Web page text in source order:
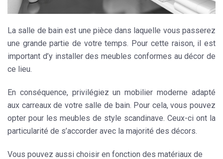
La salle de bain est une pièce dans laquelle vous passerez
une grande partie de votre temps. Pour cette raison, il est
important d’y installer des meubles conformes au décor de
ce lieu.
En conséquence, privilégiez un mobilier moderne adapté
aux carreaux de votre salle de bain. Pour cela, vous pouvez
opter pour les meubles de style scandinave. Ceux-ci ont la
particularité de s’accorder avec la majorité des décors.
Vous pouvez aussi choisir en fonction des matériaux de